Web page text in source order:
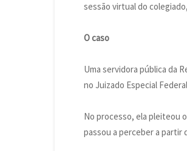
sessão virtual do
O caso
Uma servidora pública da
no Juizado Especial
No processo, ela pleiteou
passou a perceber a partir